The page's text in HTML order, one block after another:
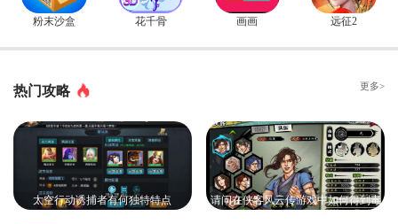
粉末沙盒 花千骨 画画 远征2
热门攻略 更多>
太空行动诱捕者有何独特特点
请问在侠客风云传游戏中如何得到毒